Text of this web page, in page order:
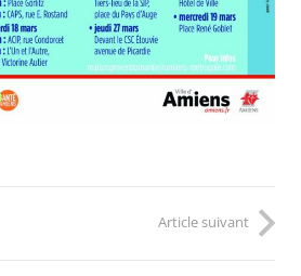
Article suivant